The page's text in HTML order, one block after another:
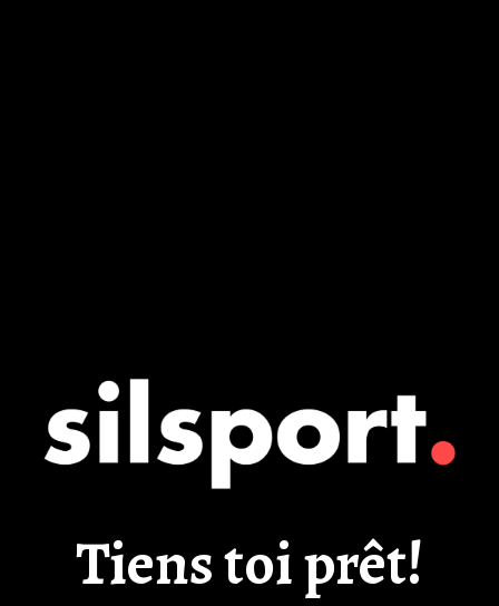
Tiens toi prêt!